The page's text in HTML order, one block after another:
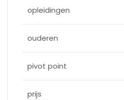
opleidingen
ouderen
pivot point
prijs